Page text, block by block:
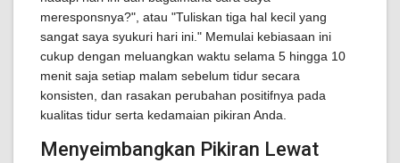
meresponsnya?", atau "Tuliskan tiga hal kecil yang
sangat saya syukuri hari ini." Memulai kebiasaan ini
cukup dengan meluangkan waktu selama 5 hingga 10
menit saja setiap malam sebelum tidur secara
konsisten, dan rasakan perubahan positifnya pada
kualitas tidur serta kedamaian pikiran Anda.
Menyeimbangkan Pikiran Lewat